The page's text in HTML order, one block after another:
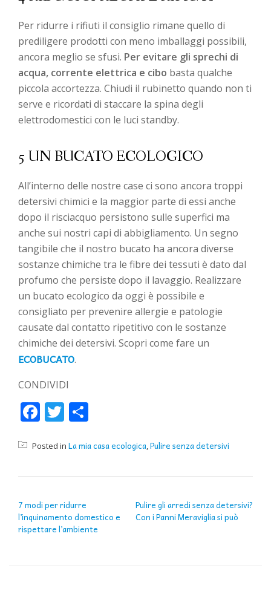
Per ridurre i rifiuti il consiglio rimane quello di
prediligere prodotti con meno imballaggi possibili,
ancora meglio se sfusi. Per evitare gli sprechi di
acqua, corrente elettrica e cibo basta qualche
piccola accortezza. Chiudi il rubinetto quando non ti
serve e ricordati di staccare la spina degli
elettrodomestici con le luci standby.
5 UN BUCATO ECOLOGICO
All’interno delle nostre case ci sono ancora troppi
detersivi chimici e la maggior parte di essi anche
dopo il risciacquo persistono sulle superfici ma
anche sui nostri capi di abbigliamento. Un segno
tangibile che il nostro bucato ha ancora diverse
sostanze chimiche tra le fibre dei tessuti è dato dal
profumo che persiste dopo il lavaggio. Realizzare
un bucato ecologico da oggi è possibile e
consigliato per prevenire allergie e patologie
causate dal contatto ripetitivo con le sostanze
chimiche dei detersivi. Scopri come fare un
ECOBUCATO.
CONDIVIDI
FacebookTwitter
Posted in La mia casa ecologica,Pulire senza detersivi
7 modi per ridurre
l’inquinamento domestico e
rispettare l’ambiente
Pulire gli arredi senza detersivi?
Con i Panni Meraviglia si può